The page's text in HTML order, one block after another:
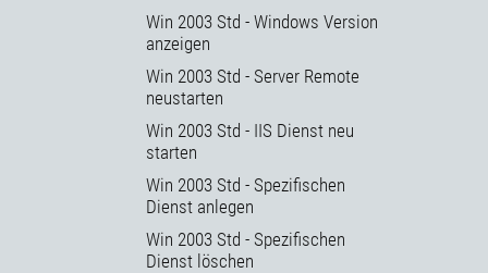
Win 2003 Std - Windows Version
anzeigen
Win 2003 Std - Server Remote
neustarten
Win 2003 Std - IIS Dienst neu
starten
Win 2003 Std - Spezifischen
Dienst anlegen
Win 2003 Std - Spezifischen
Dienst löschen